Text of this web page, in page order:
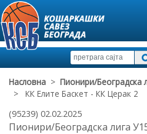
Насловна > Пионири/Београдска
> КК Елите Баскет - КК Церак 2
(95239) 02.02.2025
Пионири/Београдска лига